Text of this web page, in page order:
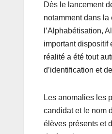
Dès le lancement
notamment dans
l’Alphabétisation,
important dispositif
réalité a été tout
d’identification et
Les anomalies les
candidat et le nom
élèves présents et